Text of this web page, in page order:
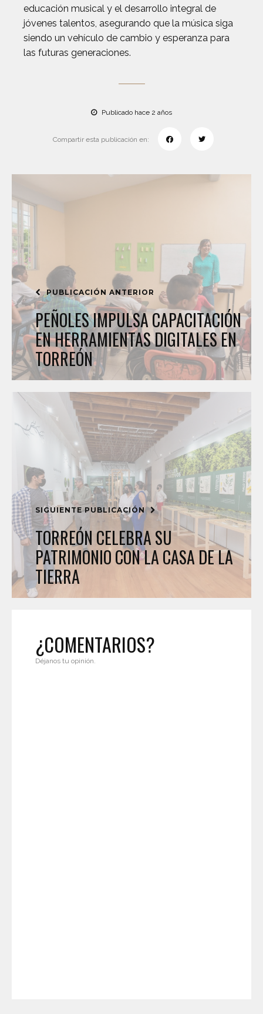
educación musical y el desarrollo integral de
jóvenes talentos, asegurando que la música siga
siendo un vehículo de cambio y esperanza para
las futuras generaciones.
Publicado hace 2 años
Compartir esta publicación en:
PUBLICACIÓN ANTERIOR
PEÑOLES IMPULSA CAPACITACIÓN
EN HERRAMIENTAS DIGITALES EN
TORREÓN
SIGUIENTE PUBLICACIÓN
TORREÓN CELEBRA SU
PATRIMONIO CON LA CASA DE LA
TIERRA
¿COMENTARIOS?
Déjanos tu opinión.